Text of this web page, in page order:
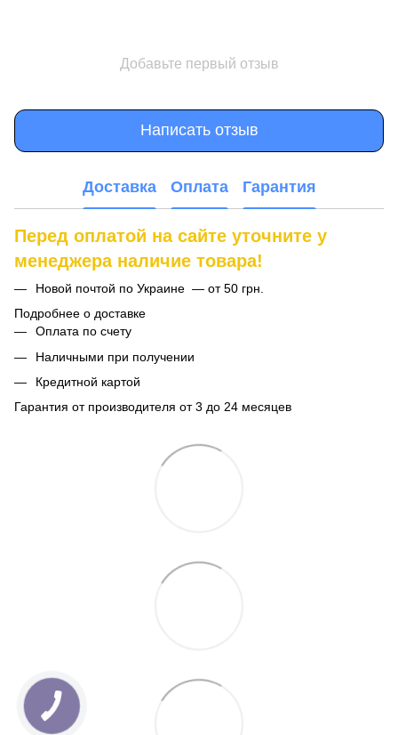
Добавьте первый отзыв
Написать отзыв
Доставка Оплата Гарантия
Перед оплатой на сайте уточните у
менеджера наличие товара!
Новой почтой по Украине — от 50 грн.
Подробнее о доставке
Оплата по счету
Наличными при получении
Кредитной картой
Гарантия от производителя от 3 до 24 месяцев